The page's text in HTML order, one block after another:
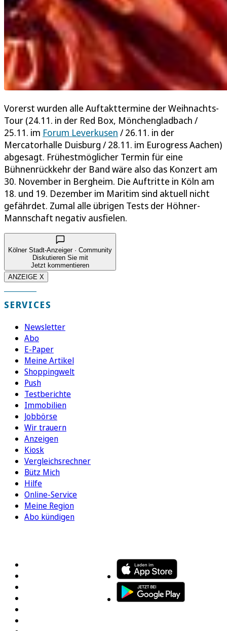
Vorerst wurden alle Auftakttermine der Weihnachts-
Tour (24.11. in der Red Box, Mönchengladbach /
25.11. im Forum Leverkusen / 26.11. in der
Mercatorhalle Duisburg / 28.11. im Eurogress Aachen)
abgesagt. Frühestmöglicher Termin für eine
Bühnenrückkehr der Band wäre also das Konzert am
30. November in Bergheim. Die Auftritte in Köln am
18. und 19. Dezember im Maritim sind aktuell nicht
gefährdet. Zumal alle übrigen Tests der Höhner-
Mannschaft negativ ausfielen.
Kölner Stadt-Anzeiger · Community
Diskutieren Sie mit
Jetzt kommentieren
ANZEIGE X
SERVICES
Newsletter
Abo
E-Paper
Meine Artikel
Shoppingwelt
Push
Testberichte
Immobilien
Jobbörse
Wir trauern
Anzeigen
Kiosk
Vergleichsrechner
Bütz Mich
Hilfe
Online-Service
Meine Region
Abo kündigen